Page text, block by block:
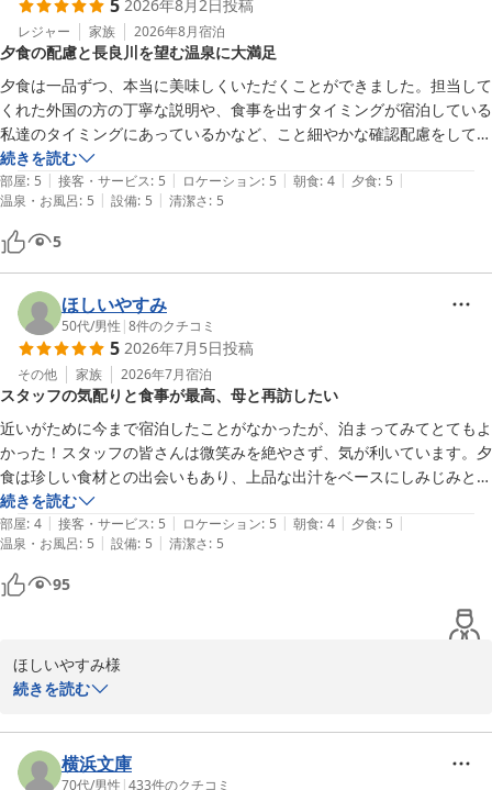
「老舗の格式に甘んじることなく、宿泊者の快適さを追求し続ける
宿」とのお言葉は私どもにとりましてこの上ない喜びであり、大き
な励みでございます。
これからも皆様のご期待にお応えできるよう、おもてなしに一層磨
きをかけてまいります。
この度はご宿泊ならびに温かなお言葉をお寄せいただき重ねて御礼
申し上げます。
yuma's様のまたのお越しをスタッフ一同心よりお待ち申し上げて
おります
2026-08-01
5 2026年8月2日投稿
レジャー 家族 2026年8月宿泊
夕食の配慮と長良川を望む温泉に大満足
夕食は一品ずつ、本当に美味しくいただくことができました。担当して
くれた外国の方の丁寧な説明や、食事を出すタイミングが宿泊している
私達のタイミングにあっているかなど、こと細やかな確認配慮をしてい
ただきありがとうございました。そのおかげで、美味しい夕食をいただ
くことができました。
お風呂は、どちらも長良川を眺めゆっくり入ることができよかったで
す！3回入りました！また、タオルも毎回新しいタオルを使用できるの
で、何回も入る私にはありがたかったです！さすが、150年続いている
老舗旅館でした。今回は夫婦2人旅でしたが、とても良い時間を過ごす
ことができ感謝です。岐阜に宿泊する機会があればまた是非お世話にな
りたいと思います。ありがとうございました。
続きを読む
部屋: 5 | 接客・サービス: 5 | ロケーション: 5 | 朝食: 4 | 夕食: 5 |
温泉・お風呂: 5 | 設備: 5 | 清潔さ: 5
5
ほしいやすみ
50代/男性 |8件のクチコミ
5 2026年7月5日投稿
その他 家族 2026年7月宿泊
スタッフの気配りと食事が最高、母と再訪したい
近いがために今まで宿泊したことがなかったが、泊まってみてとてもよ
かった！スタッフの皆さんは微笑みを絶やさず、気が利いています。夕
食は珍しい食材との出会いもあり、上品な出汁をベースにしみじみと美
味しい、日々の忙しさが癒やされるお食事でした。大浴場には四つ足の
杖や浴槽用椅子も配置されており、高齢者も連れてきやすいかもとおも
いました。次は露天風呂付きの部屋に高齢の母を連れてまた伺いたいで
す。
続きを読む
部屋: 4 | 接客・サービス: 5 | ロケーション: 5 | 朝食: 4 | 夕食: 5 |
温泉・お風呂: 5 | 設備: 5 | 清潔さ: 5
95
ほしいやすみ様
お近くにお住まいとのこと、そのような中で初めて当館をご利用い
ただき「泊まってみてとてもよかった」とのお言葉を頂戴し大変嬉
しく拝見いたしました。
続きを読む
横浜文庫
70代/男性 |433件のクチコミ